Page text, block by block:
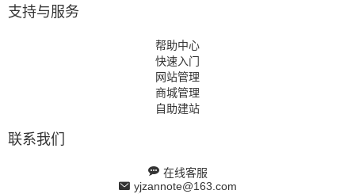
支持与服务
帮助中心
快速入门
网站管理
商城管理
自助建站
联系我们
在线客服
yjzannote@163.com